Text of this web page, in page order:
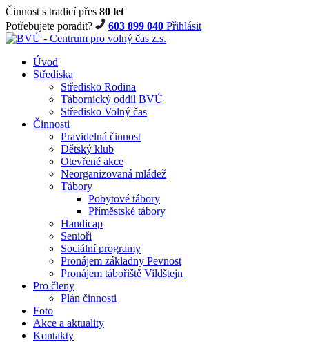
Činnost s tradicí přes 80 let
Potřebujete poradit?
603 899 040 Přihlásit
Úvod
Střediska
Středisko Rodina
Tábornický oddíl BVÚ
Středisko Volný čas
Činnosti
Pravidelná činnost
Dětský klub
Otevřené akce
Neorganizovaná mládež
Tábory
Pobytové tábory
Příměstské tábory
Handicap
Senioři
Sociální programy
Pronájem základny Pevnost
Pronájem tábořiště Vildštejn
Pro členy
Plán činnosti
Foto
Akce a aktuality
Kontakty